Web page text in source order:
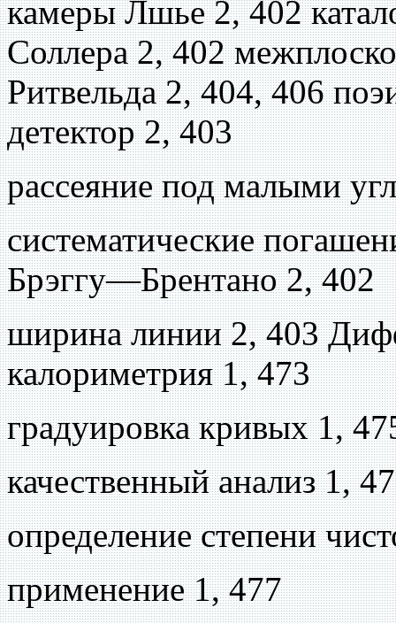
камеры Лшье 2, 402
Соллера 2, 402
Ритвельда 2, 404, 406
детектор 2, 403
рассеяние под малыми
систематические
Брэггу—Брентано 2, 402
ширина линии 2, 403
калориметрия 1, 473
градуировка кривых 1,
качественный анализ 1,
определение степени
применение 1, 477